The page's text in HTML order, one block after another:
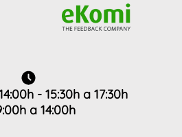
- 15:30h a 17:30h
a 14:00h